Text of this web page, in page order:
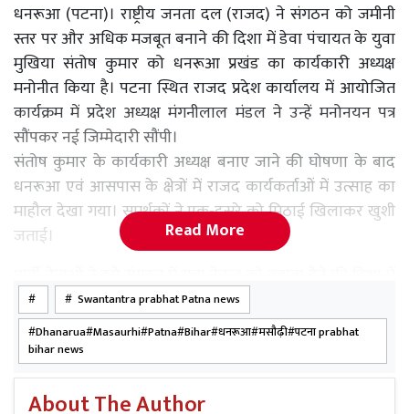
धनरूआ (पटना)। राष्ट्रीय जनता दल (राजद) ने संगठन को जमीनी
स्तर पर और अधिक मजबूत बनाने की दिशा में डेवा पंचायत के युवा
मुखिया संतोष कुमार को धनरूआ प्रखंड का कार्यकारी अध्यक्ष
मनोनीत किया है। पटना स्थित राजद प्रदेश कार्यालय में आयोजित
कार्यक्रम में प्रदेश अध्यक्ष मंगनीलाल मंडल ने उन्हें मनोनयन पत्र
सौंपकर नई जिम्मेदारी सौंपी।
संतोष कुमार के कार्यकारी अध्यक्ष बनाए जाने की घोषणा के बाद
धनरूआ एवं आसपास के क्षेत्रों में राजद कार्यकर्ताओं में उत्साह का
माहौल देखा गया। समर्थकों ने एक-दूसरे को मिठाई खिलाकर खुशी
जताई।
महत्वपूर्ण निर्णय बताया।इस अवसर पर लालू प्रसाद यादव, तेजस्वी
यादव तथा मीसा भारती के नेतृत्व में पार्टी को और मजबूत बनाने का
संकल्प दोहराया गया। कार्यक्रम में संटू यादव, राज कुमार, भाई बिट्टू
यादव, प्रतीक पटेल, दिलखुश यादव, पूर्व मुखिया योगेंद्र चंद्रवंशी, पूर्व
विधायक रेखा देवी, जिला अध्यक्ष दीनानाथ यादव, विधायक
Read More
Swantantra prabhat Patna news
Dhanarua#Masaurhi#Patna#Bihar#धनरूआ#मसौढ़ी#पटना prabhat
bihar news
About The Author